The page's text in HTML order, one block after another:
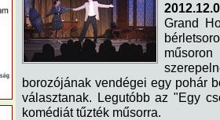
Grand
borozójának vendégei egy pohár
választanak. Legutóbb az "Egy
komédiát tűzték műsorra.